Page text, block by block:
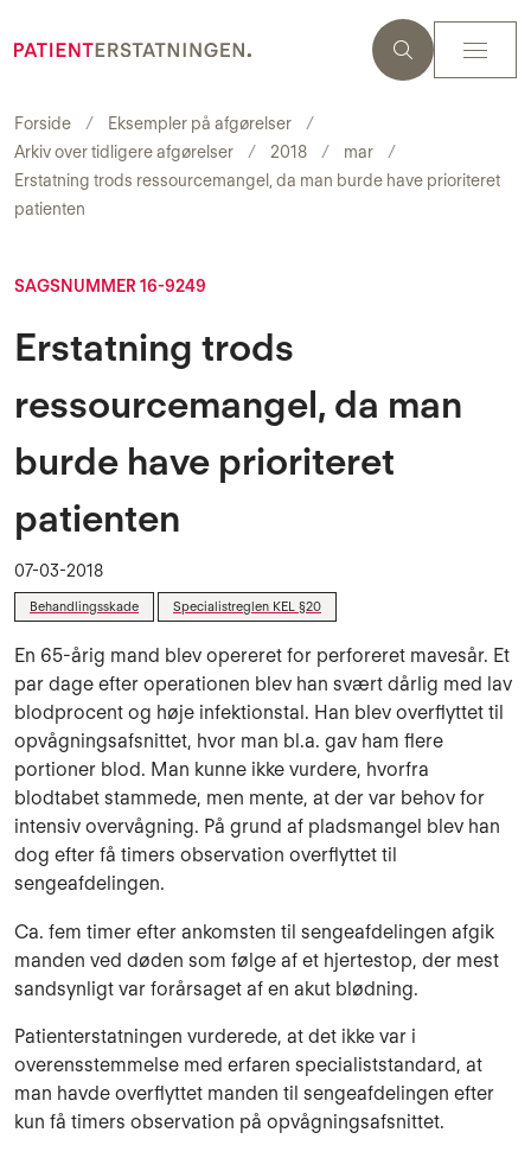
Forside
Eksempler på afgørelser
Arkiv over tidligere afgørelser
2018
mar
Erstatning trods ressourcemangel, da man burde have prioriteret
patienten
SAGSNUMMER 16-9249
Erstatning trods
ressourcemangel, da man
burde have prioriteret
patienten
07-03-2018
Behandlingsskade Specialistreglen KEL §20
En 65-årig mand blev opereret for perforeret mavesår. Et
par dage efter operationen blev han svært dårlig med lav
blodprocent og høje infektionstal. Han blev overflyttet til
opvågningsafsnittet, hvor man bl.a. gav ham flere
portioner blod. Man kunne ikke vurdere, hvorfra
blodtabet stammede, men mente, at der var behov for
intensiv overvågning. På grund af pladsmangel blev han
dog efter få timers observation overflyttet til
sengeafdelingen.
Ca. fem timer efter ankomsten til sengeafdelingen afgik
manden ved døden som følge af et hjertestop, der mest
sandsynligt var forårsaget af en akut blødning.
Patienterstatningen vurderede, at det ikke var i
overensstemmelse med erfaren specialiststandard, at
man havde overflyttet manden til sengeafdelingen efter
kun få timers observation på opvågningsafsnittet.